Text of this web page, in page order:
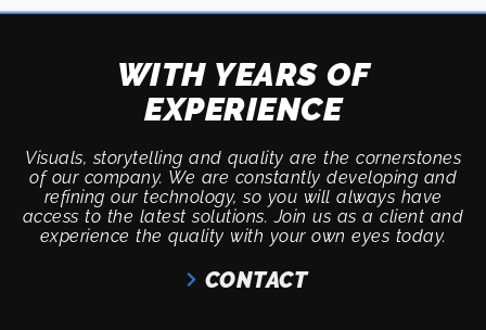
WITH YEARS OF
EXPERIENCE
Visuals, storytelling and quality are the cornerstones
of our company. We are constantly developing and
refining our technology, so you will always have
access to the latest solutions. Join us as a client and
experience the quality with your own eyes today.
CONTACT